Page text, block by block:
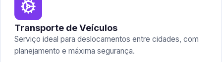
Transporte de Veículos
Serviço ideal para deslocamentos entre cidades, com
planejamento e máxima segurança.